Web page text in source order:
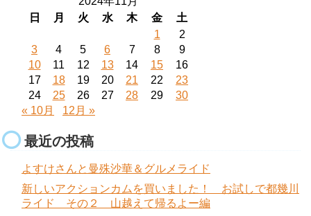
日
月 火 水 木 金
土
1
2
3
4 5 6 7 8
9
10
11 12 13 14 15
16
17
18 19 20 21 22
23
24
25 26 27 28 29
30
« 10月
12月 »
最近の投稿
よすけさんと曼殊沙華＆グルメライド
新しいアクションカムを買いました！ お試しで都幾川
ライド その２ 山越えて帰るよー編